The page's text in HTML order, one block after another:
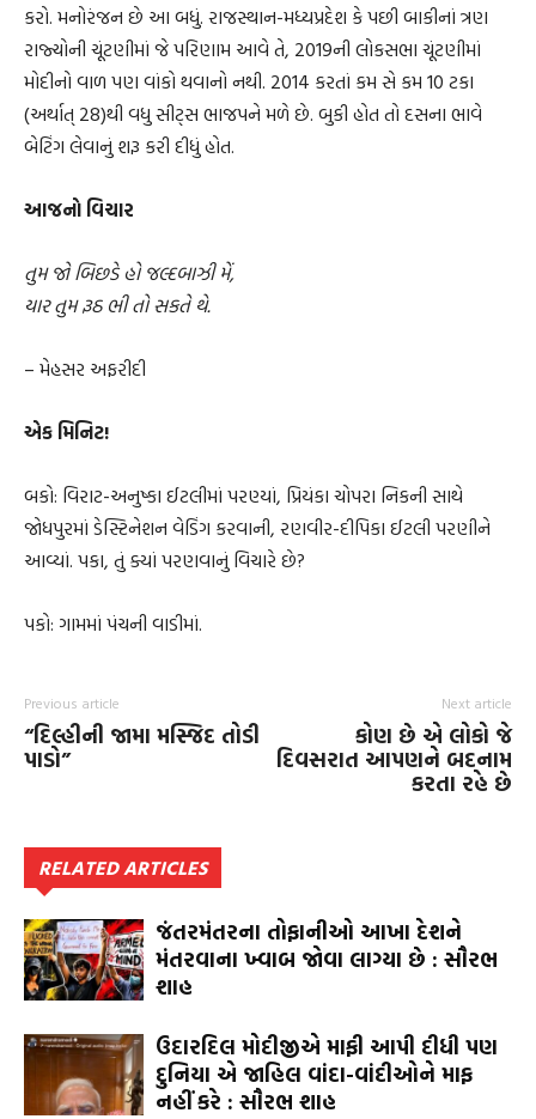
કરો. મનોરંજન છે આ બધું. રાજસ્થાન-મધ્યપ્રદેશ કે પછી બાકીનાં ત્રણ
રાજ્યોની ચૂંટણીમાં જે પરિણામ આવે તે, 2019ની લોકસભા ચૂંટણીમાં
મોદીનો વાળ પણ વાંકો થવાનો નથી. 2014 કરતાં કમ સે કમ 10 ટકા
(અર્થાત્ 28)થી વધુ સીટ્સ ભાજપને મળે છે. બુકી હોત તો દસના ભાવે
બેટિંગ લેવાનું શરૂ કરી દીધું હોત.
આજનો વિચાર
તુમ જો બિછડે હો જલ્દબાઝી મેં,
યાર તુમ રૂઠ ભી તો સકતે થે.
– મેહસર અફરીદી
એક મિનિટ!
બકો: વિરાટ-અનુષ્કા ઈટલીમાં પરણ્યાં, પ્રિયંકા ચોપરા નિકની સાથે
જોધપુરમાં ડેસ્ટિનેશન વેડિંગ કરવાની, રણવીર-દીપિકા ઈટલી પરણીને
આવ્યાં. પકા, તું ક્યાં પરણવાનું વિચારે છે?
પકો: ગામમાં પંચની વાડીમાં.
Previous article
“દિલ્હીની જામા મસ્જિદ તોડી
પાડો”
Next article
કોણ છે એ લોકો જે
દિવસરાત આપણને બદનામ
કરતા રહે છે
RELATED ARTICLES
જંતરમંતરના તોફાનીઓ આખા દેશને
મંતરવાના ખ્વાબ જોવા લાગ્યા છે : સૌરભ
શાહ
ઉદારદિલ મોદીજીએ માફી આપી દીધી પણ
દુનિયા એ જાહિલ વાંદા-વાંદીઓને માફ
નહીં કરે : સૌરભ શાહ